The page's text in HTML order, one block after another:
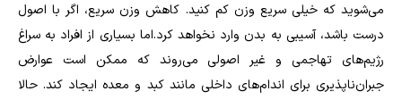
می‌شوید که خیلی سریع وزن کم کنید. کاهش وزن سریع، اگر با اصول
درست باشد، آسیبی به بدن وارد نخواهد کرد.اما بسیاری از افراد به سراغ
رژیم‌های تهاجمی و غیر اصولی می‌روند که ممکن است عوارض
جبران‌ناپذیری برای اندام‌های داخلی مانند کبد و معده ایجاد کند. حالا